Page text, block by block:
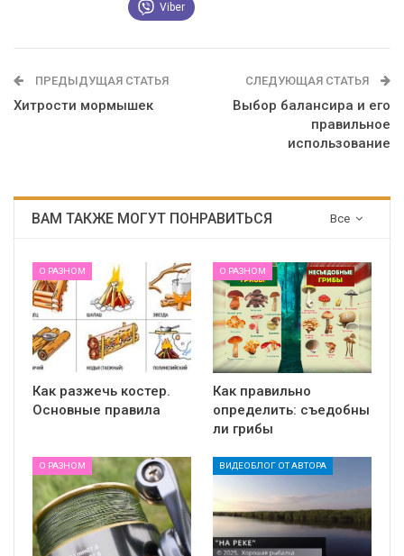
Viber
ПРЕДЫДУЩАЯ СТАТЬЯ
Хитрости мормышек
СЛЕДУЮЩАЯ СТАТЬЯ
Выбор балансира и его
правильное
использование
Все
ВАМ ТАКЖЕ МОГУТ ПОНРАВИТЬСЯ
О РАЗНОМ
Как разжечь костер.
Основные правила
О РАЗНОМ
Как правильно
определить: съедобны
ли грибы
О РАЗНОМ ВИДЕОБЛОГ ОТ АВТОРА